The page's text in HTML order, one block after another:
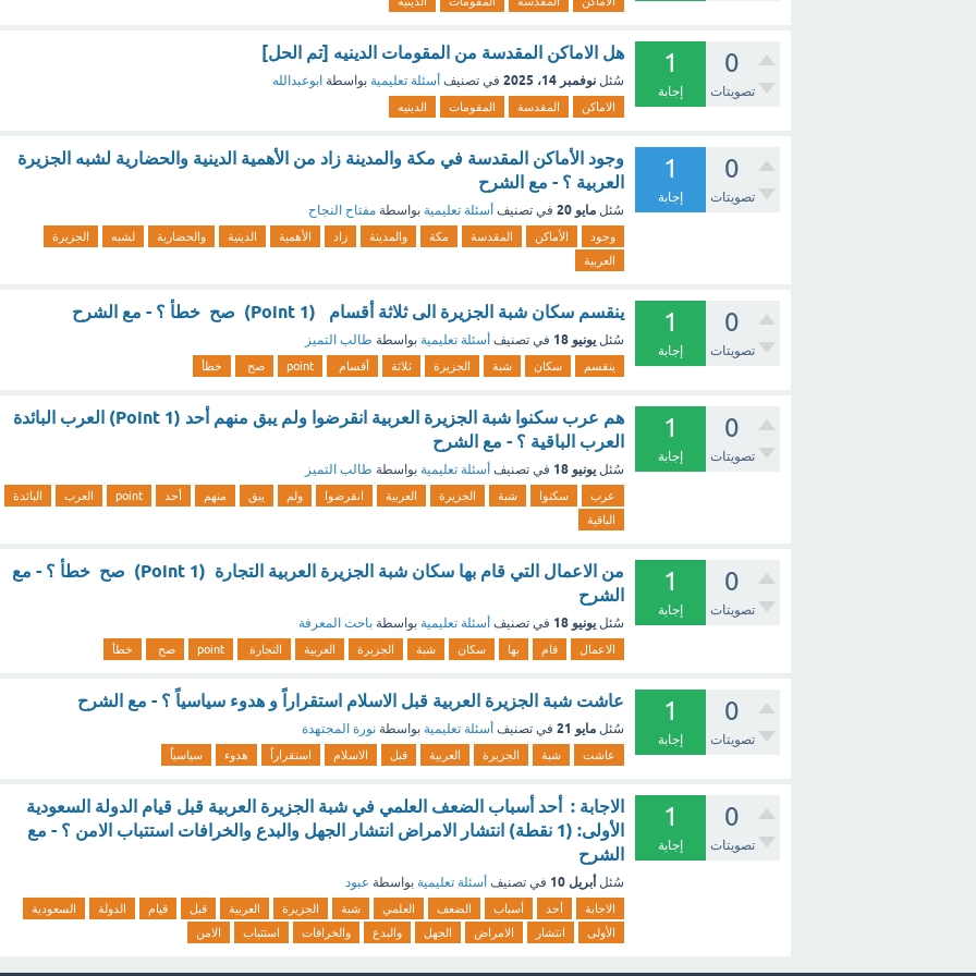
0
تصويتات
1
إجابة
هل الاماكن المقدسة من المقومات الدينيه [تم الحل]
سُئل نوفمبر 14، 2025 في تصنيف أسئلة تعليمية بواسطة ابوعبدالله
الاماكن المقدسة المقومات الدينيه
0
تصويتات
1
إجابة
وجود الأماكن المقدسة في مكة والمدينة زاد من الأهمية الدينية والحضارية لشبه الجزيرة
العربية ؟ - مع الشرح
سُئل مايو 20 في تصنيف أسئلة تعليمية بواسطة مفتاح النجاح
وجود الأماكن المقدسة مكة والمدينة زاد الأهمية الدينية والحضارية لشبه
الجزيرة
العربية
0
تصويتات
1
إجابة
ينقسم سكان شبة الجزيرة الى ثلاثة أقسام (1 Point) صح خطأ ؟ - مع الشرح
سُئل يونيو 18 في تصنيف أسئلة تعليمية بواسطة طالب التميز
ينقسم سكان شبة الجزيرة ثلاثة أقسام point صح خطأ
0
تصويتات
1
إجابة
هم عرب سكنوا شبة الجزيرة العربية انقرضوا ولم يبق منهم أحد (1 Point) العرب البائدة
العرب الباقية ؟ - مع الشرح
سُئل يونيو 18 في تصنيف أسئلة تعليمية بواسطة طالب التميز
عرب سكنوا شبة الجزيرة العربية انقرضوا ولم يبق منهم أحد point العرب
البائدة
الباقية
0
تصويتات
1
إجابة
من الاعمال التي قام بها سكان شبة الجزيرة العربية التجارة (1 Point) صح خطأ ؟ - مع
الشرح
سُئل يونيو 18 في تصنيف أسئلة تعليمية بواسطة باحث المعرفة
الاعمال قام بها سكان شبة الجزيرة العربية التجارة point صح خطأ
0
تصويتات
1
إجابة
عاشت شبة الجزيرة العربية قبل الاسلام استقراراً و هدوء سياسياً ؟ - مع الشرح
سُئل مايو 21 في تصنيف أسئلة تعليمية بواسطة نورة المجتهدة
عاشت شبة الجزيرة العربية قبل الاسلام استقراراً هدوء سياسياً
0
تصويتات
1
إجابة
الاجابة : أحد أسباب الضعف العلمي في شبة الجزيرة العربية قبل قيام الدولة السعودية
الأولى: (1 نقطة) انتشار الامراض انتشار الجهل والبدع والخرافات استتباب الامن ؟ - مع
الشرح
سُئل أبريل 10 في تصنيف أسئلة تعليمية بواسطة عبود
الاجابة أحد أسباب الضعف العلمي شبة الجزيرة العربية قبل قيام الدولة
السعودية
الأولى
انتشار الامراض الجهل والبدع والخرافات استتباب الامن